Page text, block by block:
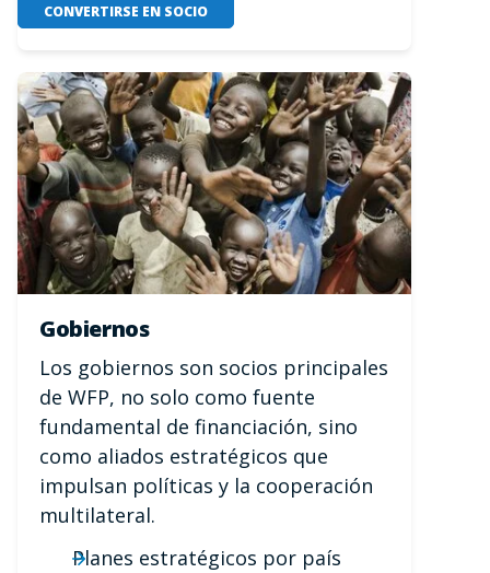
CONVERTIRSE EN SOCIO
Gobiernos
Los gobiernos son socios principales
de WFP, no solo como fuente
fundamental de financiación, sino
como aliados estratégicos que
impulsan políticas y la cooperación
multilateral.
Planes estratégicos por país